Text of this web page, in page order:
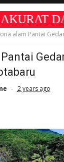
DAN
alam Pantai
2 years ago